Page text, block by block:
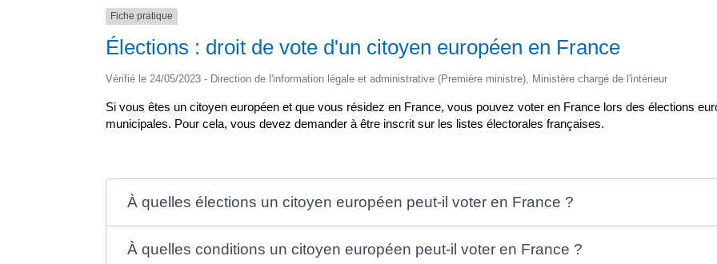
Fiche pratique
Élections : droit de vote d'un citoyen européen en France
Vérifié le 24/05/2023 - Direction de l'information légale et administrative (Première ministre), Ministère chargé de l'intérieur
Si vous êtes un citoyen européen et que vous résidez en France, vous pouvez voter en France lors des élections
municipales. Pour cela, vous devez demander à être inscrit sur les listes électorales françaises.
À quelles élections un citoyen européen peut-il voter en France ?
À quelles conditions un citoyen européen peut-il voter en France ?